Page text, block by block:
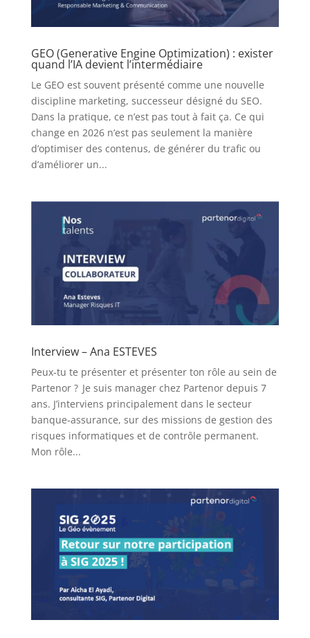
GEO (Generative Engine Optimization) : exister
quand l’IA devient l’intermédiaire
Le GEO est souvent présenté comme une nouvelle
discipline marketing, successeur désigné du SEO.
Dans la pratique, ce n’est pas tout à fait ça. Ce qui
change en 2026 n’est pas seulement la manière
d’optimiser des contenus, de générer du trafic ou
d’améliorer un...
Interview – Ana ESTEVES
Peux-tu te présenter et présenter ton rôle au sein de
Partenor ? Je suis manager chez Partenor depuis 7
ans. J’interviens principalement dans le secteur
banque-assurance, sur des missions de gestion des
risques informatiques et de contrôle permanent.
Mon rôle...